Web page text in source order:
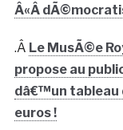
Â«Â
.Â Le MusÃ©e
propose au
dâ€™un tableau
euros !